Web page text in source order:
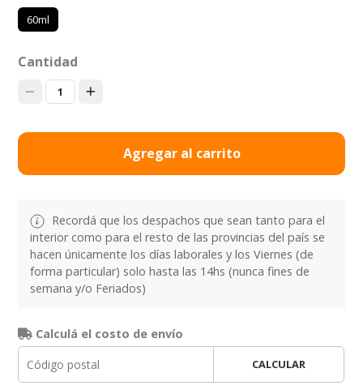
60ml
Cantidad
1
Agregar al carrito
Recordá que los despachos que sean tanto para el
interior como para el resto de las provincias del país se
hacen únicamente los días laborales y los Viernes (de
forma particular) solo hasta las 14hs (nunca fines de
semana y/o Feriados)
Calculá el costo de envío
CALCULAR